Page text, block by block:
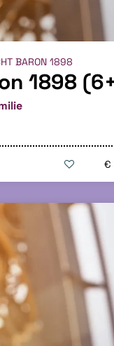
1898
BARON 1898
€